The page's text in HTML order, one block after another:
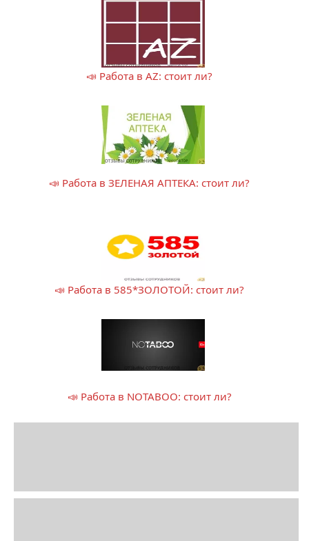
📣 Работа в AZ: стоит ли?
📣 Работа в ЗЕЛЕНАЯ АПТЕКА: стоит ли?
📣 Работа в 585*ЗОЛОТОЙ: стоит ли?
📣 Работа в NOTABOO: стоит ли?